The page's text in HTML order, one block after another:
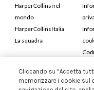
HarperCollins nel
mondo
HarperCollins Italia
La squadra
HarperCollins Italia
Cod. Fiscale e
Cliccando su “Accetta
memorizzare i cookie sul